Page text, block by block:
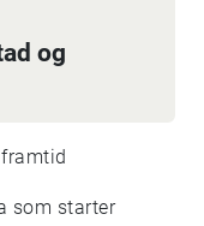
og
som starter